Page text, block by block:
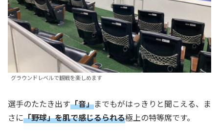
グラウンドレベルで観戦を楽しめます
選手のたたき出す「音」までもがはっきりと聞こえる、ま
さに「野球」を肌で感じるられる極上の特等席です。